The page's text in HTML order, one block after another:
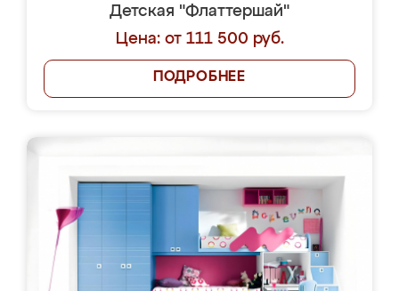
Детская "Флаттершай"
Цена: от 111 500 руб.
ПОДРОБНЕЕ